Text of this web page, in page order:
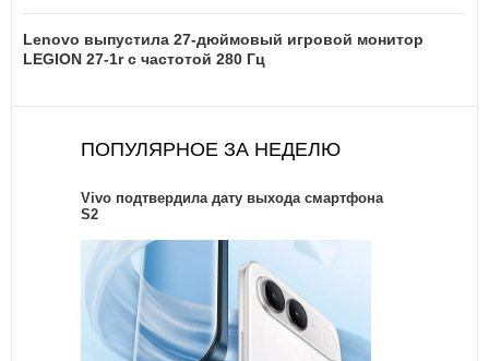
Lenovo выпустила 27-дюймовый игровой монитор
LEGION 27-1r с частотой 280 Гц
ПОПУЛЯРНОЕ ЗА НЕДЕЛЮ
Vivo подтвердила дату выхода смартфона
S2